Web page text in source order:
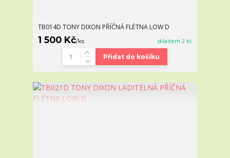
TB014D TONY DIXON PŘÍČNÁ FLÉTNA LOW D
1 500 Kč/ks skladem 2 ks
Přidat do košíku